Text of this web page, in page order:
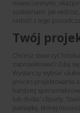
nowoczesnymi,
szablonami. Jak
radość z tego
Twój
Chcesz stworzyć
zaprojektować? Zdaj
Wystarczy wybrać
proces projektowania
bardziej
lub dodać cliparty.
pamiątkę, której